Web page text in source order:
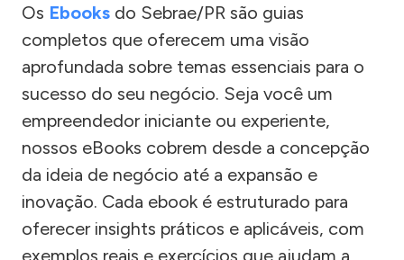
Os Ebooks do Sebrae/PR são guias
completos que oferecem uma visão
aprofundada sobre temas essenciais para o
sucesso do seu negócio. Seja você um
empreendedor iniciante ou experiente,
nossos eBooks cobrem desde a concepção
da ideia de negócio até a expansão e
inovação. Cada ebook é estruturado para
oferecer insights práticos e aplicáveis, com
exemplos reais e exercícios que ajudam a